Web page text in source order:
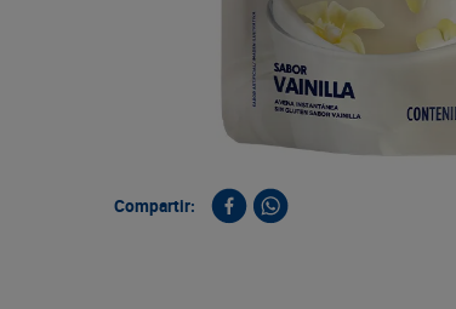
Compartir: